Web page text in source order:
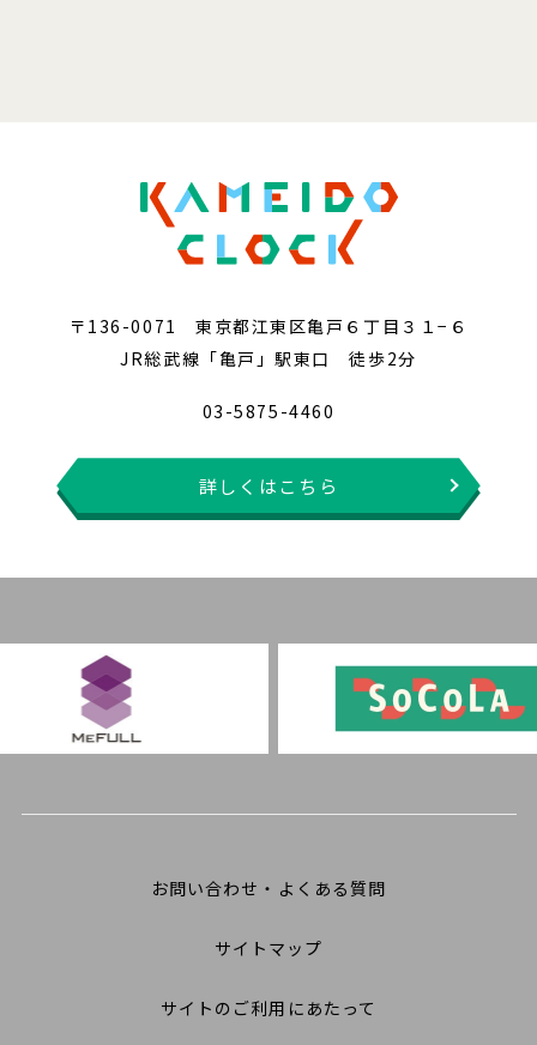
〒136-0071 東京都江東区亀戸６丁目３１−６
JR総武線「亀戸」駅東口 徒歩2分
03-5875-4460
詳しくはこちら
お問い合わせ・よくある質問
サイトマップ
サイトのご利用にあたって